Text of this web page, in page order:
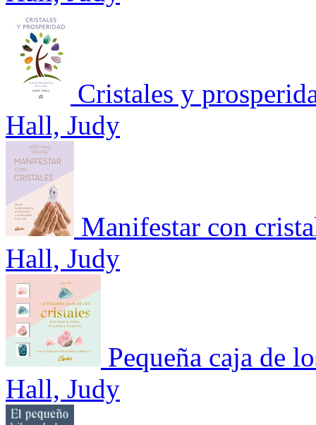
Cristales y
Hall, Judy
Manifestar con
Hall, Judy
Pequeña caja de
Hall, Judy